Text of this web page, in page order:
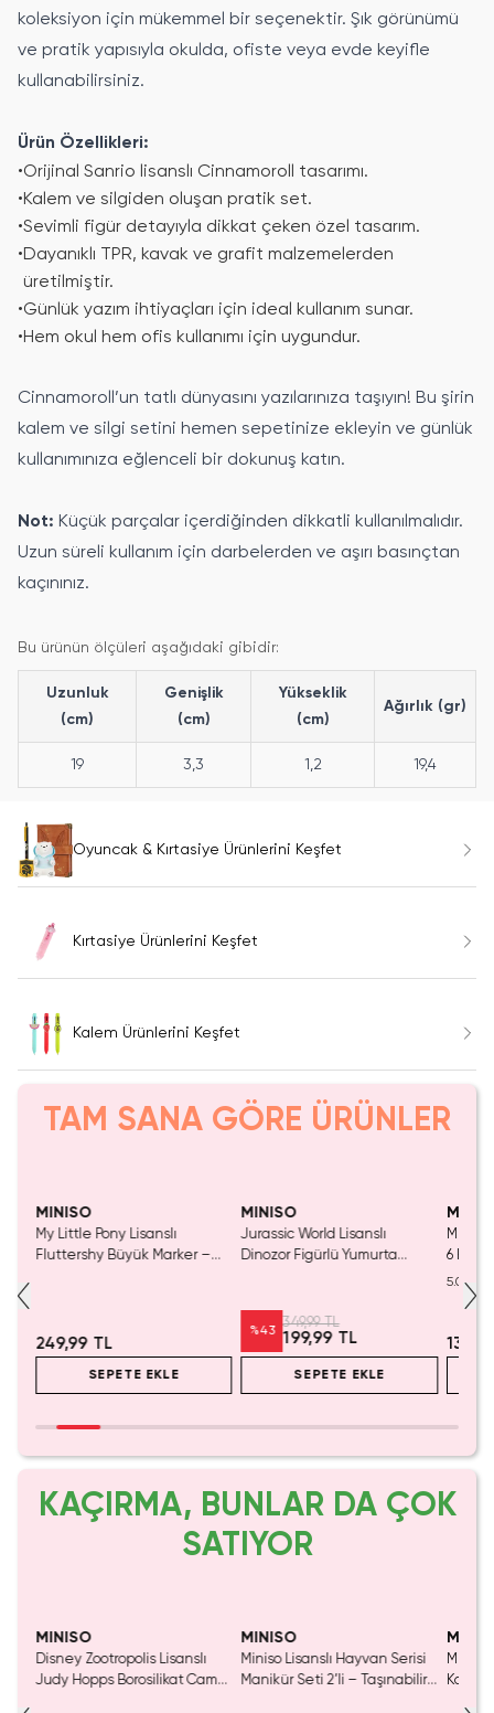
koleksiyon için mükemmel bir seçenektir. Şık görünümü
ve pratik yapısıyla okulda, ofiste veya evde keyifle
kullanabilirsiniz.
Ürün Özellikleri:
•Orijinal Sanrio lisanslı Cinnamoroll tasarımı.
•Kalem ve silgiden oluşan pratik set.
•Sevimli figür detayıyla dikkat çeken özel tasarım.
•Dayanıklı TPR, kavak ve grafit malzemelerden
üretilmiştir.
•Günlük yazım ihtiyaçları için ideal kullanım sunar.
•Hem okul hem ofis kullanımı için uygundur.
Cinnamoroll’un tatlı dünyasını yazılarınıza taşıyın! Bu şirin
kalem ve silgi setini hemen sepetinize ekleyin ve günlük
kullanımınıza eğlenceli bir dokunuş katın.
Not: Küçük parçalar içerdiğinden dikkatli kullanılmalıdır.
Uzun süreli kullanım için darbelerden ve aşırı basınçtan
kaçınınız.
Bu ürünün ölçüleri aşağıdaki gibidir:
Uzunluk
(cm)
Genişlik
(cm)
Yükseklik
(cm)
Ağırlık (gr)
19 3,3 1,2 19,4
Oyuncak & Kırtasiye Ürünlerini Keşfet
Kırtasiye Ürünlerini Keşfet
Kalem Ürünlerini Keşfet
TAM SANA GÖRE ÜRÜNLER
MINISO
My Little Pony Lisanslı
Fluttershy Büyük Marker –
249,99 TL
SEPETE EKLE
MINISO
Jurassic World Lisanslı
Dinozor Figürlü Yumurta
%43
349,99 TL
199,99 TL
SEPETE EKLE
Miniso
6
Kalem
Not
5.0
KAÇIRMA, BUNLAR DA ÇOK
SATIYOR
MINISO
Disney Zootropolis Lisanslı
Judy Hopps Borosilikat Cam
MINISO
Miniso Lisanslı Hayvan Serisi
Manikür Seti 2’li – Taşınabilir
Miniso